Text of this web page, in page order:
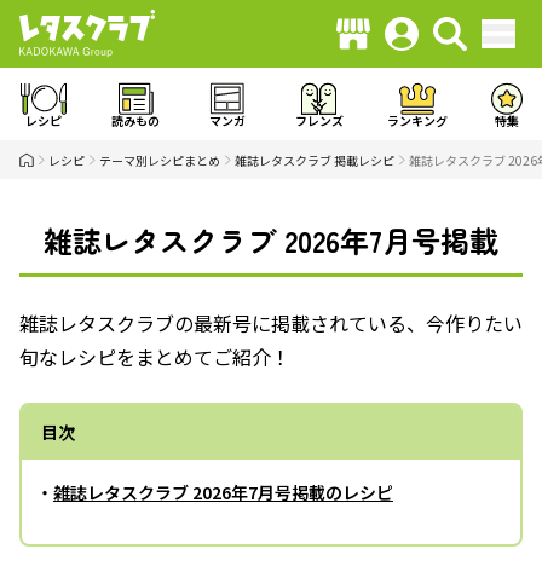
レシピ 読みもの マンガ フレンズ ランキング 特集
レシピ テーマ別レシピまとめ 雑誌レタスクラブ 掲載レシピ 雑誌レタスクラブ 2026
雑誌レタスクラブ 2026年7月号掲載
雑誌レタスクラブの最新号に掲載されている、今作りたい
旬なレシピをまとめてご紹介！
目次
・ 雑誌レタスクラブ 2026年7月号掲載のレシピ